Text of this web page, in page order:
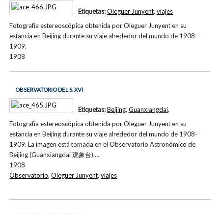
Fotografía estereoscópica obtenida por Oleguer Junyent en su
estancia en Beijing durante su viaje alrededor del mundo de 1908-
1909.
1908
Etiquetas:Oleguer Junyent, viajes
OBSERVATORIO DEL S. XVI
Fotografía estereoscópica obtenida por Oleguer Junyent en su
estancia en Beijing durante su viaje alrededor del mundo de 1908-
1909. La imagen está tomada en el Observatorio Astronómico de
Beijing (Guanxiangdai 观象台),…
1908
Etiquetas:Beijing, Guanxiangdai,
Observatorio,Oleguer Junyent,viajes